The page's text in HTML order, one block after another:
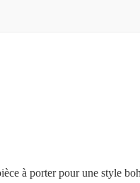
à porter pour une style